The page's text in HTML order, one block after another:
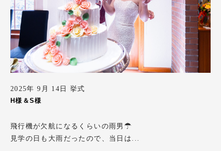
2025年 9月 14日 挙式
H様＆S様
飛行機が欠航になるくらいの雨男☂
見学の日も大雨だったので、当日は...